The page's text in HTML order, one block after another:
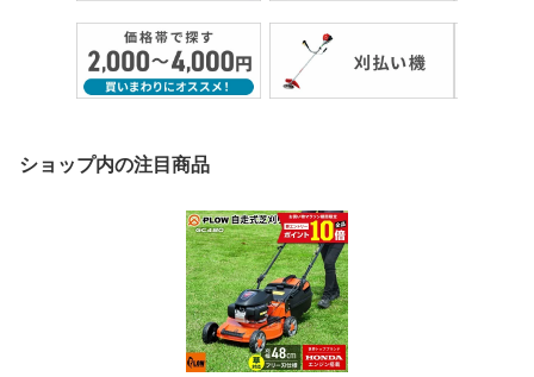
ショップ内の注目商品